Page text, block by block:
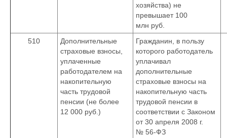
хозяйства) не
превышает 100
млн руб.
510
Дополнительные
страховые взносы,
уплаченные
работодателем на
накопительную
часть трудовой
пенсии (не более
12 000 руб.)
Гражданин, в пользу
которого работодатель
уплачивал
дополнительные
страховые взносы на
накопительную часть
трудовой пенсии в
соответствии с Законом
от 30 апреля 2008 г.
№ 56-ФЗ